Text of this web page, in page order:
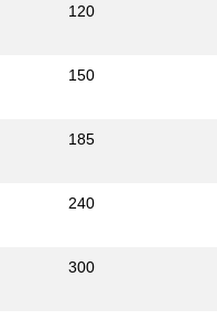
120
150
185
240
300